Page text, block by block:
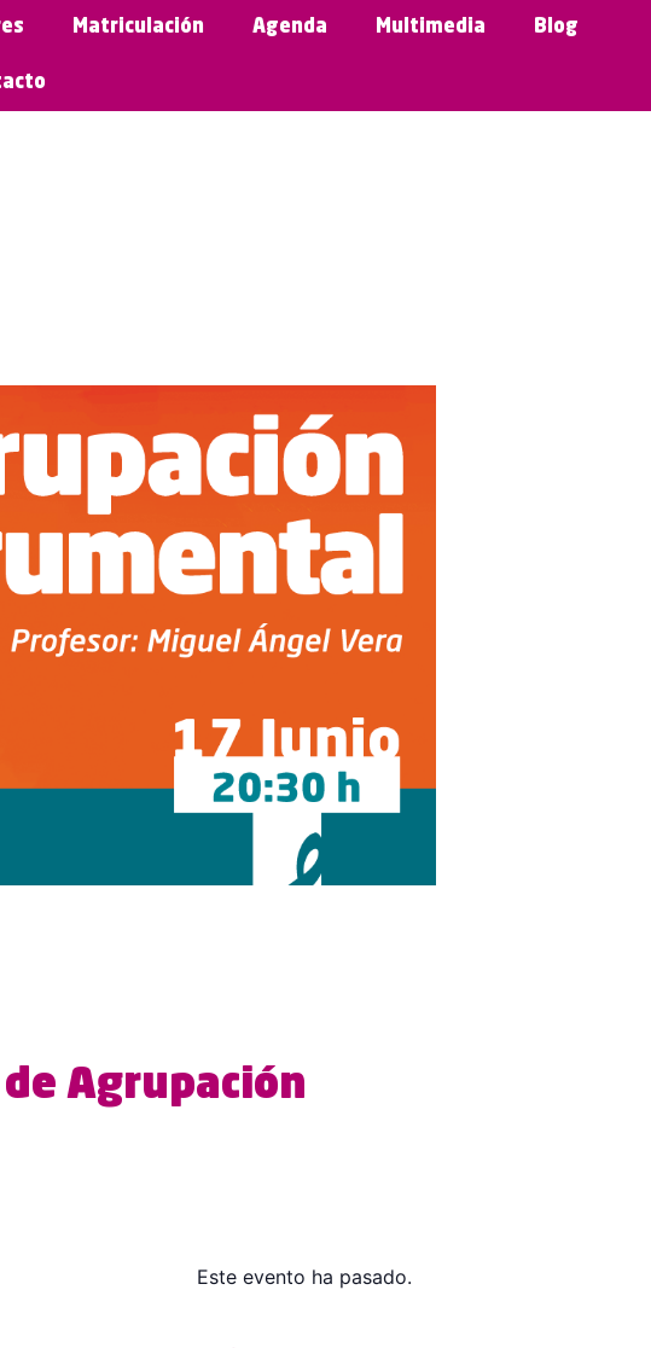
Matriculación Agenda Multimedia Blog
Agrupación
Este evento ha pasado.